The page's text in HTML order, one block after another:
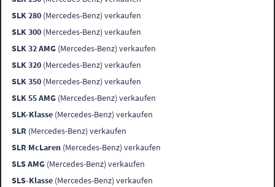
SLK 280 (Mercedes-Benz) verkaufen
SLK 300 (Mercedes-Benz) verkaufen
SLK 32 AMG (Mercedes-Benz) verkaufen
SLK 320 (Mercedes-Benz) verkaufen
SLK 350 (Mercedes-Benz) verkaufen
SLK 55 AMG (Mercedes-Benz) verkaufen
SLK-Klasse (Mercedes-Benz) verkaufen
SLR (Mercedes-Benz) verkaufen
SLR McLaren (Mercedes-Benz) verkaufen
SLS AMG (Mercedes-Benz) verkaufen
SLS-Klasse (Mercedes-Benz) verkaufen